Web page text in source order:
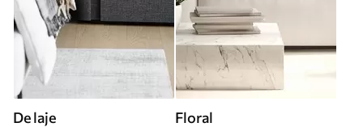
De laje Floral